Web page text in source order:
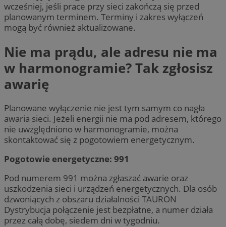
wcześniej, jeśli prace przy sieci zakończą się przed
planowanym terminem. Terminy i zakres wyłączeń
mogą być również aktualizowane.
Nie ma prądu, ale adresu nie ma
w harmonogramie? Tak zgłosisz
awarię
Planowane wyłączenie nie jest tym samym co nagła
awaria sieci. Jeżeli energii nie ma pod adresem, którego
nie uwzględniono w harmonogramie, można
skontaktować się z pogotowiem energetycznym.
Pogotowie energetyczne: 991
Pod numerem 991 można zgłaszać awarie oraz
uszkodzenia sieci i urządzeń energetycznych. Dla osób
dzwoniących z obszaru działalności TAURON
Dystrybucja połączenie jest bezpłatne, a numer działa
przez całą dobę, siedem dni w tygodniu.